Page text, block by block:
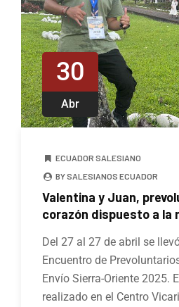
30
Abr
ECUADOR SALESIANO
BY SALESIANOS ECUADOR
Valentina y Juan,
corazón dispuesto a la
Del 27 al 27 de abril se
Encuentro de
Envío Sierra-Oriente 2025.
realizado en el Centro